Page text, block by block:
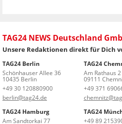
TAG24 NEWS Deutschland
Unsere Redaktionen direkt für Dich
TAG24 Berlin
Schönhauser Allee 36
10435 Berlin
+49 30 120880900
berlin@tag24.de
TAG24
Am Rathaus 2
09111
+49 371
TAG24 Hamburg
Am Sandtorkai 77
TAG24
+49 89